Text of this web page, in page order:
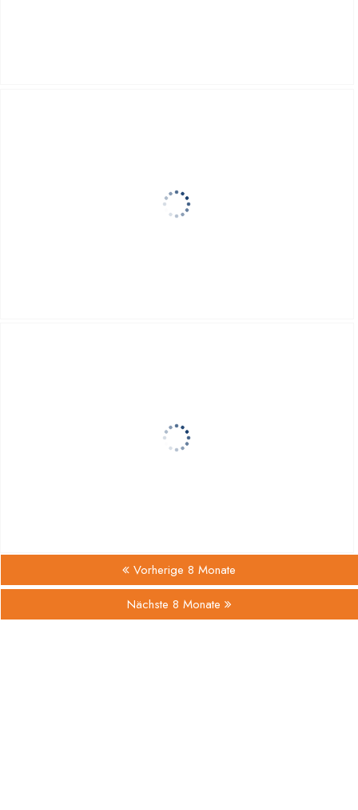
Vorherige 8 Monate
Nächste 8 Monate